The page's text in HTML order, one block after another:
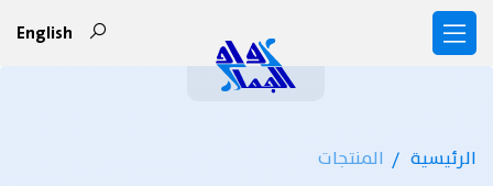
English
الرئيسية المنتجات